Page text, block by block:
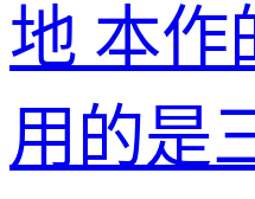
地 本作
用的是